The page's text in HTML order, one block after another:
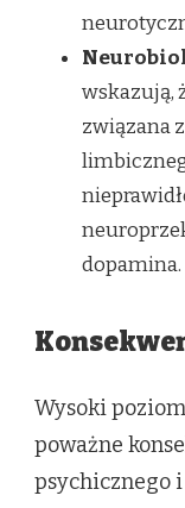
wskazują,
związana
dopamina.
Wysoki
poważne
psychicznego